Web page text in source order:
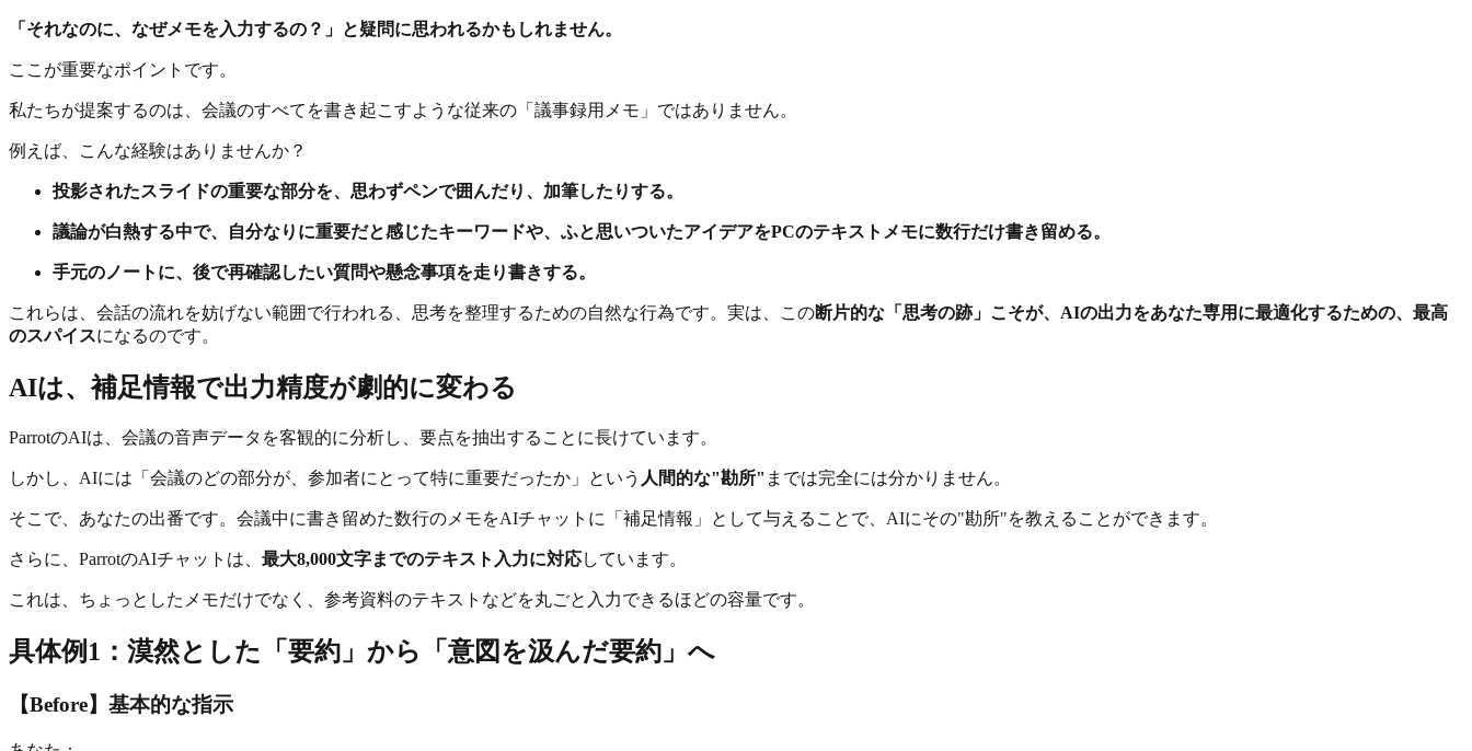
「それなのに、なぜメモを入力するの？」と疑問に思われるかもしれません。
ここが重要なポイントです。
私たちが提案するのは、会議のすべてを書き起こすような従来の「議事録用メモ」ではありません。
例えば、こんな経験はありませんか？
投影されたスライドの重要な部分を、思わずペンで囲んだり、加筆したりする。
議論が白熱する中で、自分なりに重要だと感じたキーワードや、ふと思いついたアイデアをPCのテキストメモに数行だけ書き留める。
手元のノートに、後で再確認したい質問や懸念事項を走り書きする。
これらは、会話の流れを妨げない範囲で行われる、思考を整理するための自然な行為です。実は、この断片的な「思考の跡」こそが、AIの出力をあなた専用に最適化するための、最高
のスパイスになるのです。
AIは、補足情報で出力精度が劇的に変わる
ParrotのAIは、会議の音声データを客観的に分析し、要点を抽出することに長けています。
しかし、AIには「会議のどの部分が、参加者にとって特に重要だったか」という 人間的な"勘所" までは完全には分かりません。
そこで、あなたの出番です。会議中に書き留めた数行のメモをAIチャットに「補足情報」として与えることで、AIにその"勘所"を教えることができます。
さらに、ParrotのAIチャットは、 最大8,000文字までのテキスト入力に対応しています。
これは、ちょっとしたメモだけでなく、参考資料のテキストなどを丸ごと入力できるほどの容量です。
具体例1：漠然とした「要約」から「意図を汲んだ要約」へ
【Before】基本的な指示